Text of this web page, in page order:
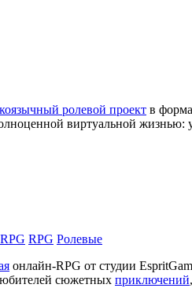
ролевой проект в
виртуальной жизнью:
RPG Ролевые
онлайн-RPG от студии
сюжетных приключений